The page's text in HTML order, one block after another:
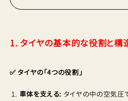
1. タイヤの基本的な役割と構
✅ タイヤの「4つの役割」
車体を支える: タイヤの中の空気圧